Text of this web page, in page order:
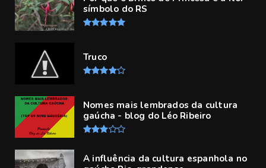
símbolo do RS
Truco
Nomes mais lembrados da cultura
gaúcha - blog do Léo Ribeiro
A influência da cultura espanhola no